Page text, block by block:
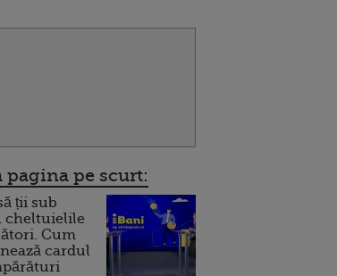
pagina pe scurt:
ții sub
cheltuielile
Cum
cardul